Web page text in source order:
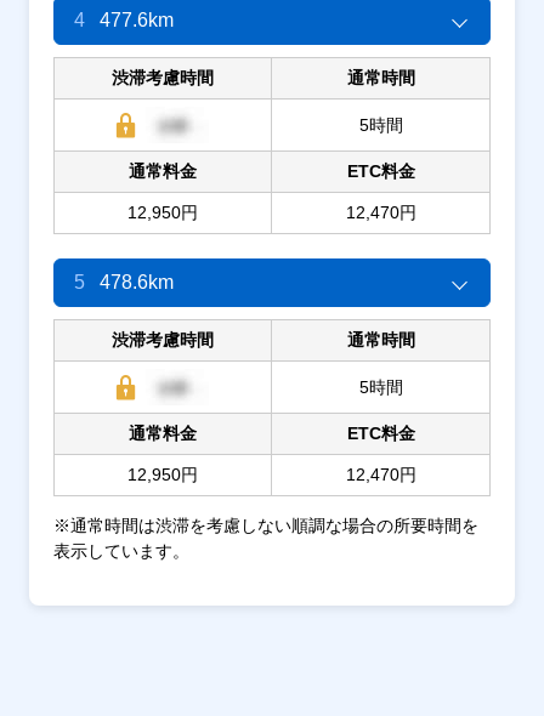
4 477.6km
渋滞考慮時間 通常時間
5時間
通常料金
12,950円
ETC料金
12,470円
5 478.6km
渋滞考慮時間 通常時間
5時間
通常料金
12,950円
ETC料金
12,470円
※通常時間は渋滞を考慮しない順調な場合の所要時間を
表示しています。